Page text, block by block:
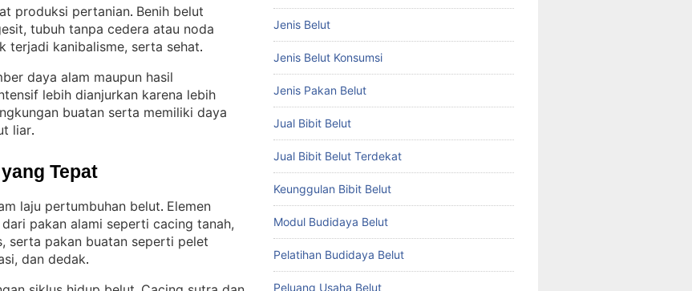
produksi pertanian. Benih belut
tubuh tanpa cedera atau noda
terjadi kanibalisme, serta sehat.
daya alam maupun hasil
lebih dianjurkan karena lebih
buatan serta memiliki daya
liar.
Tepat
laju pertumbuhan belut. Elemen
pakan alami seperti cacing tanah,
serta pakan buatan seperti pelet
dan dedak.
Jenis Belut
Jenis Belut Konsumsi
Jenis Pakan Belut
Jual Bibit Belut
Jual Bibit Belut Terdekat
Keunggulan Bibit Belut
Modul Budidaya Belut
Pelatihan Budidaya Belut
Peluang Usaha Belut